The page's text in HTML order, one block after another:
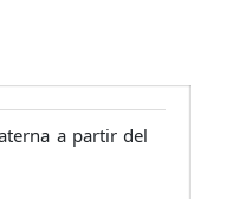
a partir del